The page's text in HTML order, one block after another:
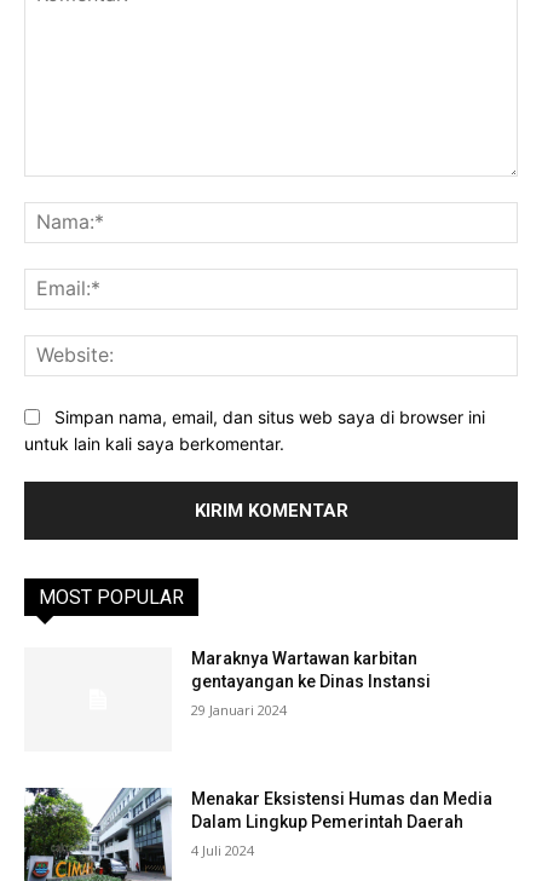
Simpan nama, email, dan situs web saya di browser ini
untuk lain kali saya berkomentar.
MOST POPULAR
Maraknya Wartawan karbitan
gentayangan ke Dinas Instansi
29 Januari 2024
Menakar Eksistensi Humas dan Media
Dalam Lingkup Pemerintah Daerah
4 Juli 2024